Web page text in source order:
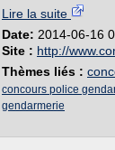
Lire la suite
Date: 2014-06-16
Site : http://
Thèmes liés :
concours police
gendarmerie